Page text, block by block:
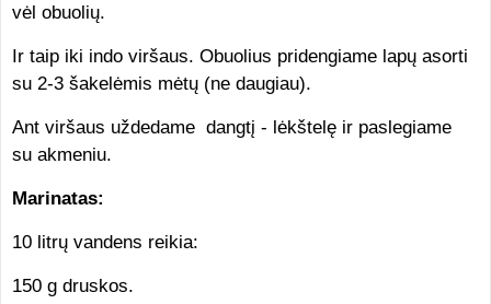
vėl obuolių.
Ir taip iki indo viršaus. Obuolius pridengiame lapų asorti
su 2-3 šakelėmis mėtų (ne daugiau).
Ant viršaus uždedame dangtį - lėkštelę ir paslegiame
su akmeniu.
Marinatas:
10 litrų vandens reikia:
150 g druskos.